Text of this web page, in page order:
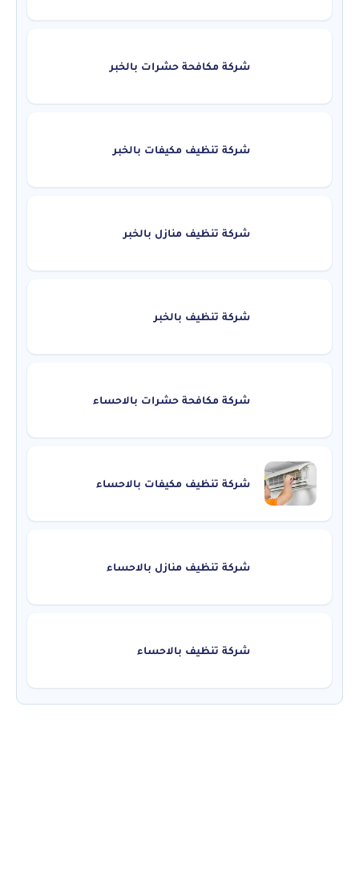
شركة مكافحة حشرات بالخبر
شركة تنظيف مكيفات بالخبر
شركة تنظيف منازل بالخبر
شركة تنظيف بالخبر
شركة مكافحة حشرات بالاحساء
شركة تنظيف مكيفات بالاحساء
شركة تنظيف منازل بالاحساء
شركة تنظيف بالاحساء